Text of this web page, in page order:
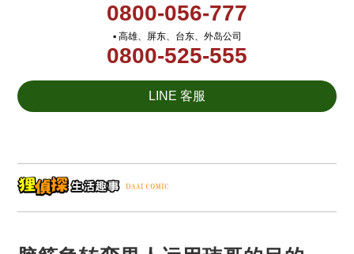
0800-056-777
▪ 高雄、屏东、台东、外岛公司
0800-525-555
LINE 客服